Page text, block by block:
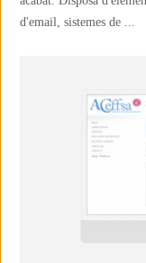
d'email, sistemes de ...